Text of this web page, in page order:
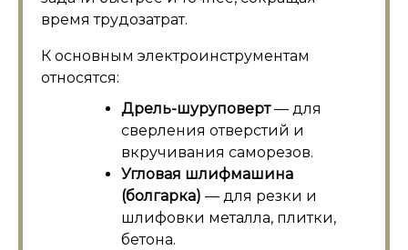
время трудозатрат.
К основным электроинструментам
относятся:
Дрель-шуруповерт— для
сверления отверстий и
вкручивания саморезов.
Угловая шлифмашина
(болгарка) — для резки и
шлифовки металла, плитки,
бетона.